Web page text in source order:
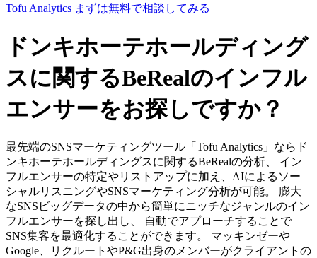
Tofu Analytics まずは無料で相談してみる
ドンキホーテホールディング
スに関するBeRealのインフル
エンサーをお探しですか？
最先端のSNSマーケティングツール「Tofu Analytics」ならド
ンキホーテホールディングスに関するBeRealの分析、 イン
フルエンサーの特定やリストアップに加え、AIによるソー
シャルリスニングやSNSマーケティング分析が可能。 膨大
なSNSビッグデータの中から簡単にニッチなジャンルのイン
フルエンサーを探し出し、 自動でアプローチすることで
SNS集客を最適化することができます。 マッキンゼーや
Google、リクルートやP&G出身のメンバーがクライアントの